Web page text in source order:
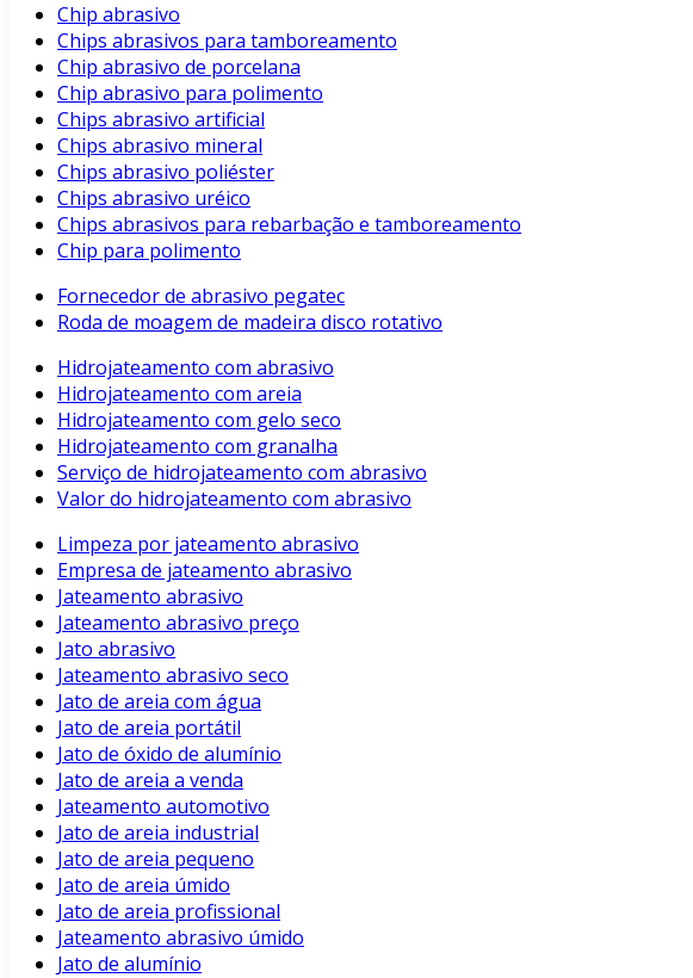
Chip abrasivo
Chips abrasivos para tamboreamento
Chip abrasivo de porcelana
Chip abrasivo para polimento
Chips abrasivo artificial
Chips abrasivo mineral
Chips abrasivo poliéster
Chips abrasivo uréico
Chips abrasivos para rebarbação e tamboreamento
Chip para polimento
Fornecedor de abrasivo pegatec
Roda de moagem de madeira disco rotativo
Hidrojateamento com abrasivo
Hidrojateamento com areia
Hidrojateamento com gelo seco
Hidrojateamento com granalha
Serviço de hidrojateamento com abrasivo
Valor do hidrojateamento com abrasivo
Limpeza por jateamento abrasivo
Empresa de jateamento abrasivo
Jateamento abrasivo
Jateamento abrasivo preço
Jato abrasivo
Jateamento abrasivo seco
Jato de areia com água
Jato de areia portátil
Jato de óxido de alumínio
Jato de areia a venda
Jateamento automotivo
Jato de areia industrial
Jato de areia pequeno
Jato de areia úmido
Jato de areia profissional
Jateamento abrasivo úmido
Jato de alumínio